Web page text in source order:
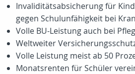
Invaliditätsabsicherung für
gegen Schulunfähigkeit bei
Volle BU-Leistung auch bei
Weltweiter
Volle Leistung meist ab 50
Monatsrenten für Schüler